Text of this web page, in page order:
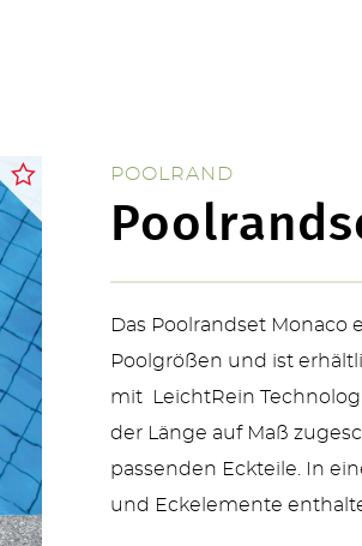
NEUHEITEN
POOLRAND
Das Poolrandset Monaco
Poolgrößen und ist
mit LeichtRein
der Länge auf Maß
passenden Eckteile. In
und Eckelemente